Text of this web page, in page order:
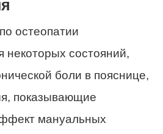
остеопатии
состояний,
боли в пояснице,
показывающие
мануальных